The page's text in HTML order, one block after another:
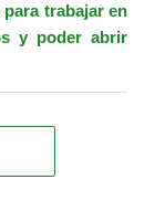
trabajar en
y poder abrir